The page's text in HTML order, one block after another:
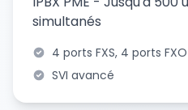
simultanés
4 ports FXS, 4 ports FXO
SVI avancé